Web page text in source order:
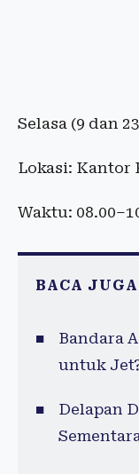
Selasa (9 dan
Lokasi: Kantor
Waktu:
BACA JUGA
Bandara
untuk
Delapan